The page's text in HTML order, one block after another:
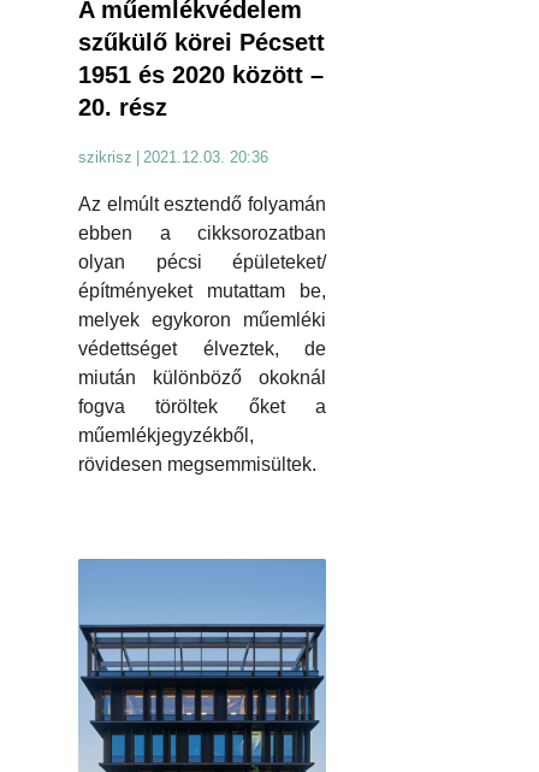
A műemlékvédelem
szűkülő körei Pécsett
1951 és 2020 között –
20. rész
szikrisz 2021.12.03. 20:36
Az elmúlt esztendő folyamán
ebben a cikksorozatban
olyan pécsi épületeket/
építményeket mutattam be,
melyek egykoron műemléki
védettséget élveztek, de
miután különböző okoknál
fogva töröltek őket a
műemlékjegyzékből,
rövidesen megsemmisültek.